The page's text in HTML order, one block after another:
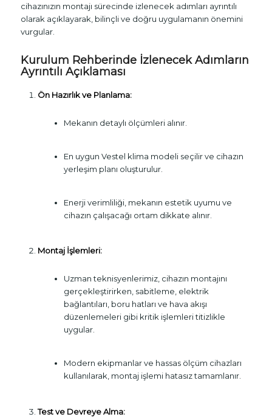
cihazınızın montajı sürecinde izlenecek adımları ayrıntılı
olarak açıklayarak, bilinçli ve doğru uygulamanın önemini
vurgular.
Kurulum Rehberinde İzlenecek Adımların
Ayrıntılı Açıklaması
Ön Hazırlık ve Planlama:
Mekanın detaylı ölçümleri alınır.
En uygun Vestel klima modeli seçilir ve cihazın
yerleşim planı oluşturulur.
Enerji verimliliği, mekanın estetik uyumu ve
cihazın çalışacağı ortam dikkate alınır.
Montaj İşlemleri:
Uzman teknisyenlerimiz, cihazın montajını
gerçekleştirirken, sabitleme, elektrik
bağlantıları, boru hatları ve hava akışı
düzenlemeleri gibi kritik işlemleri titizlikle
uygular.
Modern ekipmanlar ve hassas ölçüm cihazları
kullanılarak, montaj işlemi hatasız tamamlanır.
Test ve Devreye Alma: